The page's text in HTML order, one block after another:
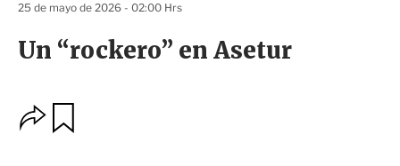
Un “rockero” en Asetur
25 de mayo de 2026 - 02:00 Hrs
O
p